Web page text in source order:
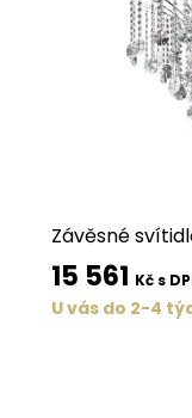
Závěsné
15 561 Kč s
U vás do 2-4